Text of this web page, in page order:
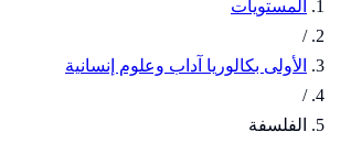
المستويات
/
الأولى بكالوريا آداب وعلوم إنسانية
/
الفلسفة